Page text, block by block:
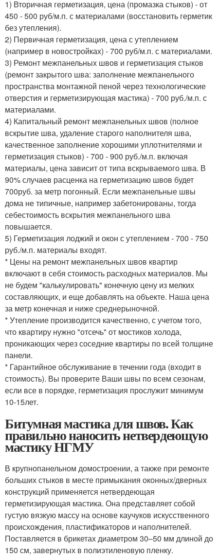
1) Вторичная герметизация, цена (промазка стыков) - от
450 - 500 руб/м.п. с материалами (восстановить герметик
без утепления).
2) Первичная герметизация, цена с утеплением
(например в новостройках) - 700 руб/м.п. с материалами.
3) Ремонт межпанельных швов и герметизация стыков
(ремонт закрытого шва: заполнение межпанельного
пространства монтажной пеной через технологические
отверстия и герметизирующая мастика) - 700 руб./м.п. с
материалами.
4) Капитальный ремонт межпанельных швов (полное
вскрытие шва, удаление старого наполнителя шва,
качественное заполнение хорошими уплотнителями и
герметизация стыков) - 700 - 900 руб./м.п. включая
материалы, цена зависит от типа вскрываемого шва. В
90% случаев расценка на герметизацию швов будет
700руб. за метр погонный. Если межпанельные швы
дома не типичные, например забетонированы, тогда
себестоимость вскрытия межпанельного шва
повышается.
5) Герметизация лоджий и окон с утеплением - 700 - 750
руб./м.п. материалы входят.
* Цены на ремонт межпанельных швов квартир
включают в себя стоимость расходных материалов. Мы
не будем "калькулировать" конечную цену из мелких
составляющих, и еще добавлять на объекте. Наша цена
за метр конечная и ниже среднерыночной.
* Утепление производится качественно, с учетом того,
что квартиру нужно "отсечь" от мостиков холода,
проникающих через соседние квартиры по всей толщине
панели.
* Гарантийное обслуживание в течении года (входит в
стоимость). Вы проверите Ваши швы по всем сезонам,
если все в порядке, герметизация прослужит минимум
10-15лет.
Битумная мастика для швов. Как
правильно наносить нетвердеющую
мастику НГМУ
В крупнопанельном домостроении, а также при ремонте
больших стыков в месте примыкания оконных/дверных
конструкций применяется нетвердеющая
герметизирующая мастика. Она представляет собой
густую вязкую массу на основе каучуков искусственного
происхождения, пластификаторов и наполнителей.
Поставляется в брикетах диаметром 30–50 мм длиной до
150 см, завернутых в полиэтиленовую пленку.